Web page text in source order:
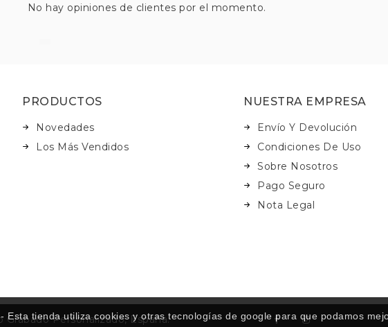
No hay opiniones de clientes por el momento.
PRODUCTOS
Novedades
Los Más Vendidos
NUESTRA EMPRESA
Envío Y Devolución
Condiciones De Uso
Sobre Nosotros
Pago Seguro
Nota Legal
- Esta tienda utiliza cookies y otras tecnologías de google para que podamos
Personalizado, España.